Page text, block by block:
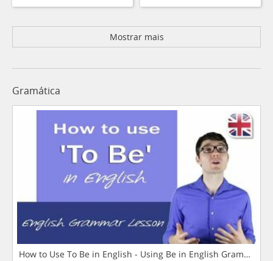
Mostrar mais
Gramática
How to Use To Be in English - Using Be in English Grammar